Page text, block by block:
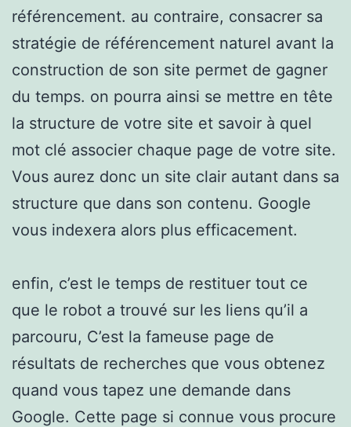
référencement. au contraire, consacrer sa
stratégie de référencement naturel avant la
construction de son site permet de gagner
du temps. on pourra ainsi se mettre en tête
la structure de votre site et savoir à quel
mot clé associer chaque page de votre site.
Vous aurez donc un site clair autant dans sa
structure que dans son contenu. Google
vous indexera alors plus efficacement.
enfin, c’est le temps de restituer tout ce
que le robot a trouvé sur les liens qu’il a
parcouru, C’est la fameuse page de
résultats de recherches que vous obtenez
quand vous tapez une demande dans
Google. Cette page si connue vous procure